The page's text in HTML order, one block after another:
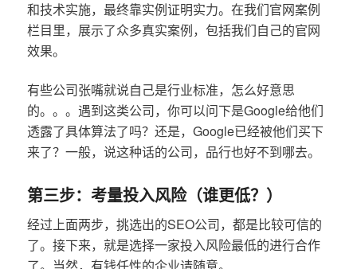
和技术实施，最终靠实例证明实力。在我们官网案例
栏目里，展示了众多真实案例，包括我们自己的官网
效果。
有些公司张嘴就说自己是行业标准，怎么好意思
的。。。遇到这类公司，你可以问下是Google给他们
透露了具体算法了吗？还是，Google已经被他们买下
来了？一般，说这种话的公司，品行也好不到哪去。
第三步：考量投入风险（谁更低？）
经过上面两步，挑选出的SEO公司，都是比较可信的
了。接下来，就是选择一家投入风险最低的进行合作